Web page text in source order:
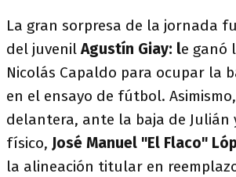
La gran sorpresa de la jornada
del juvenilAgustín Giay: le ganó
Nicolás Capaldo para ocupar la
en el ensayo de fútbol.
delantera, ante la baja de Julián
físico, José Manuel "El Flaco"
la alineación titular en